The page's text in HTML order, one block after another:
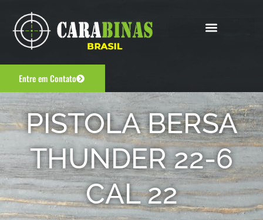
Entre em Contato
PISTOLA BERSA
THUNDER 22-6
CAL 22